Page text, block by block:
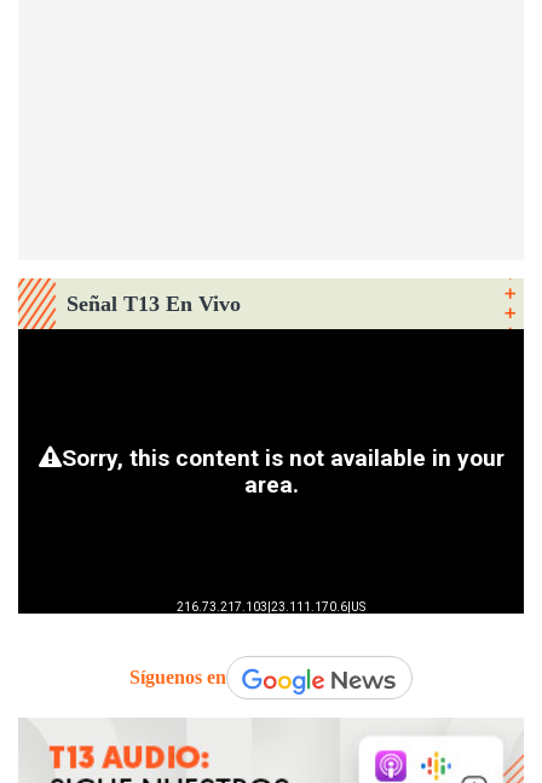
Señal T13 En Vivo
Síguenos en